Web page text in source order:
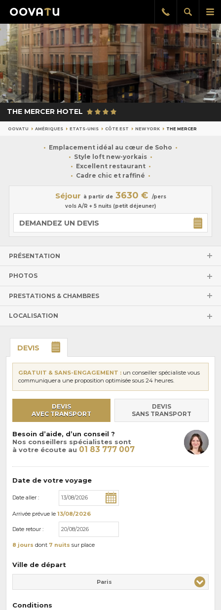
le
Afficher
la
Rappel
gratuit
THE MERCER HOTEL
OOVATU AMÉRIQUES ETATS-UNIS CÔTE EST NEW YORK THE MERCER
Emplacement idéal au cœur de Soho
Style loft new-yorkais
Excellent restaurant
Cadre chic et raffiné
Séjour à partir de 3630 €
/pers
vols A/R + 5 nuits (petit déjeuner)
DEMANDEZ UN DEVIS
PRÉSENTATION
PHOTOS
PRESTATIONS & CHAMBRES
LOCALISATION
DEVIS
GRATUIT & SANS-ENGAGEMENT : un conseiller spécialiste vous
communiquera une proposition optimisée sous 24 heures.
DEVIS
AVEC TRANSPORT
DEVIS
SANS TRANSPORT
Besoin d’aide, d’un conseil ?
Nos conseillers spécialistes sont
à votre écoute au 01 83 777 007
Date de votre voyage
Date aller :
Arrivée prévue le 13/08/2026
Date retour :
8 jours dont 7 nuits sur place
Ville de départ
Paris
Conditions